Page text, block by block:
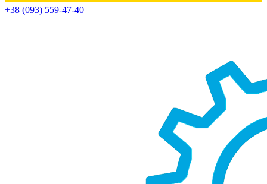
+38 (093) 559-47-40